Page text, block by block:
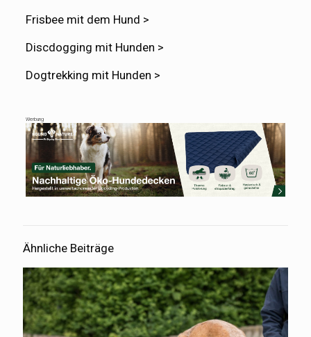
Frisbee mit dem Hund >
Discdogging mit Hunden >
Dogtrekking mit Hunden >
Werbung
Ähnliche Beiträge